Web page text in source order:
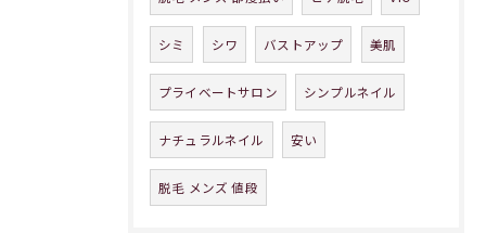
シミ シワ バストアップ 美肌
プライベートサロン シンプルネイル
ナチュラルネイル 安い
脱毛 メンズ 値段